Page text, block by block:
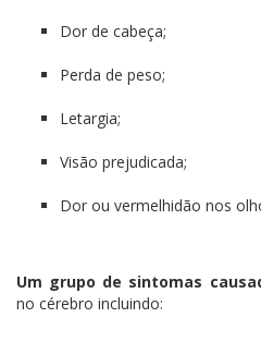
Dor de cabeça;
Perda de peso;
Letargia;
Visão prejudicada;
Dor ou vermelhidão nos
Um grupo de sintomas
no cérebro incluindo: